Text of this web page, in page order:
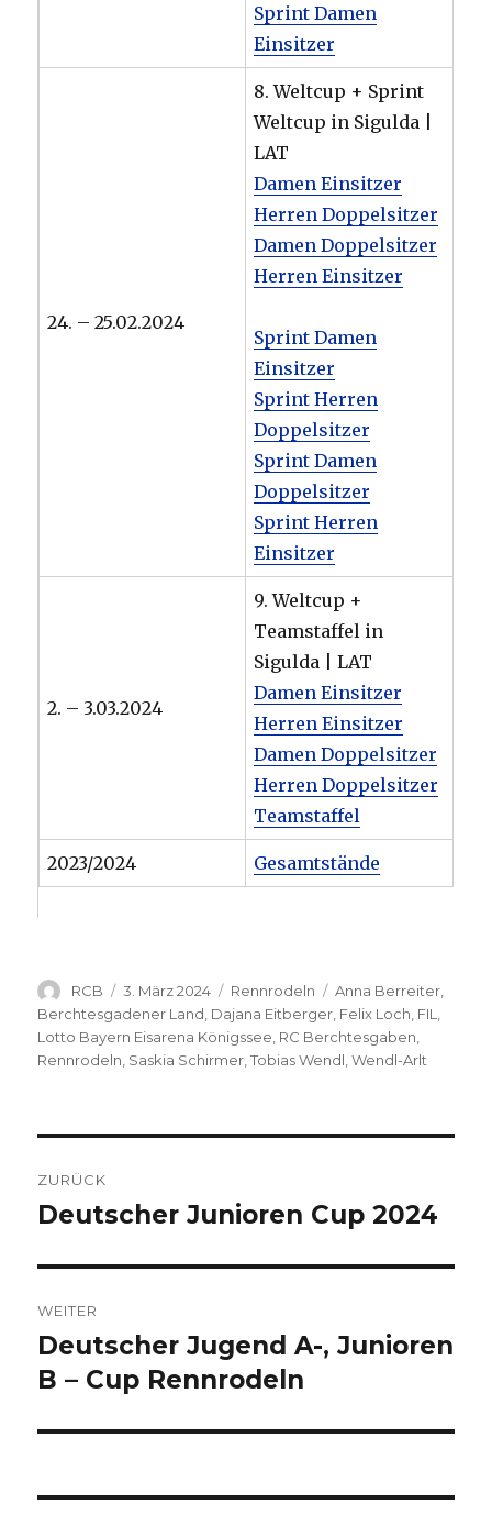
Sprint Damen
Einsitzer
24. – 25.02.2024
8. Weltcup + Sprint
Weltcup in Sigulda |
LAT
Damen Einsitzer
Herren Doppelsitzer
Damen Doppelsitzer
Herren Einsitzer
Sprint Damen
Einsitzer
Sprint Herren
Doppelsitzer
Sprint Damen
Doppelsitzer
Sprint Herren
Einsitzer
2. – 3.03.2024
9. Weltcup +
Teamstaffel in
Sigulda | LAT
Damen Einsitzer
Herren Einsitzer
Damen Doppelsitzer
Herren Doppelsitzer
Teamstaffel
2023/2024 Gesamtstände
Autor
RCB
Veröffentlicht
am
3. März 2024 Kategorien
Rennrodeln Schlagwörter
Anna Berreiter,
Berchtesgadener Land, Dajana Eitberger, Felix Loch, FIL,
Lotto Bayern Eisarena Königssee, RC Berchtesgaben,
Rennrodeln, Saskia Schirmer,Tobias Wendl,Wendl-Arlt
ZURÜCK
Vorheriger
Deutscher Junioren Cup 2024
WEITER
Nächster
Beitrag:
Deutscher Jugend A-, Junioren
B – Cup Rennrodeln